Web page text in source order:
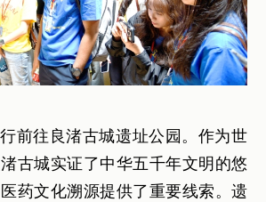
前往良渚古城遗址公园。作为世
古城实证了中华五千年文明的悠
药文化溯源提供了重要线索。遗